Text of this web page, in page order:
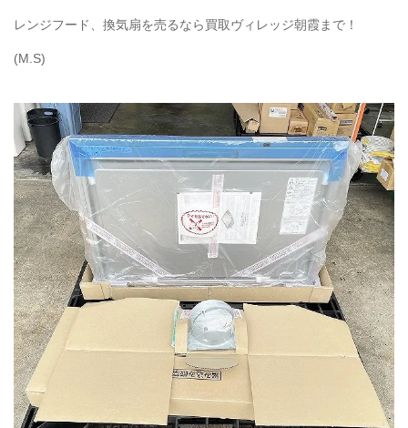
レンジフード、換気扇を売るなら買取ヴィレッジ朝霞まで！
(M.S)